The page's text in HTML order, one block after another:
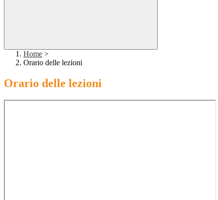
Home >
Orario delle lezioni
Orario delle lezioni